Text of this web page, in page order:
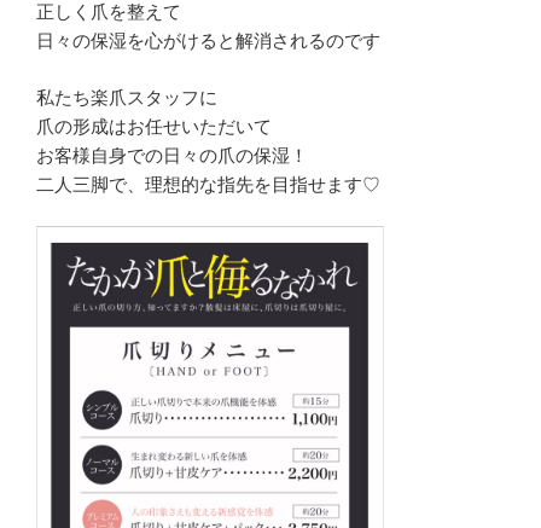
正しく爪を整えて
日々の保湿を心がけると解消されるのです
私たち楽爪スタッフに
爪の形成はお任せいただいて
お客様自身での日々の爪の保湿！
二人三脚で、理想的な指先を目指せます♡